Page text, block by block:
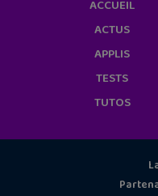
ACCUEIL
ACTUS
APPLIS
TESTS
TUTOS